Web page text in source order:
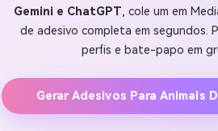
Gemini e ChatGPT, cole um em
de adesivo completa em segundos.
perfis e bate-papo em
Gerar Adesivos Para Animais